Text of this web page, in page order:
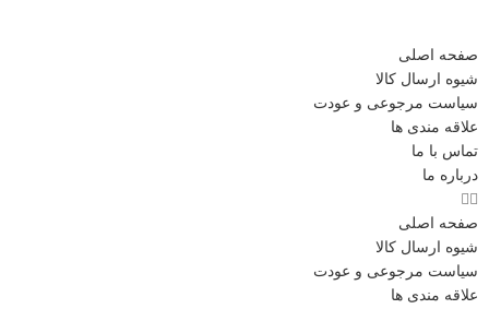
صفحه اصلی
شیوه ارسال کالا
سیاست مرجوعی و عودت
علاقه مندی ها
تماس با ما
درباره ما
صفحه اصلی
شیوه ارسال کالا
سیاست مرجوعی و عودت
علاقه مندی ها